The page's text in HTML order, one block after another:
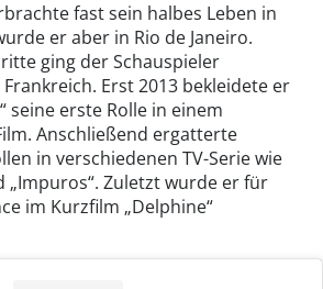
fast sein halbes Leben in
er aber in Rio de Janeiro.
ging der Schauspieler
Erst 2013 bekleidete er
seine erste Rolle in einem
Anschließend ergatterte
in verschiedenen TV-Serie wie
„Impuros“. Zuletzt wurde er für
im Kurzfilm „Delphine“